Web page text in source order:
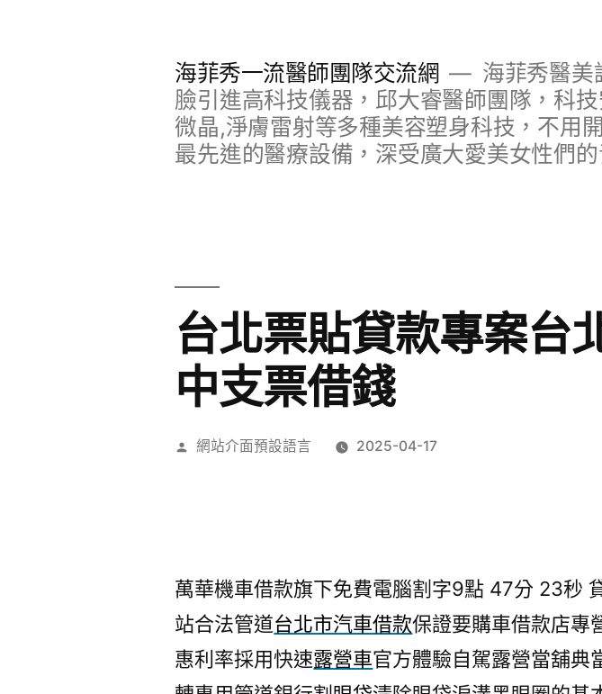
海菲秀一流醫師團隊交流網
海菲秀醫美
臉引進高科技儀器，邱大睿醫師團隊，科
微晶,淨膚雷射等多種美容塑身科技，不用
最先進的醫療設備，深受廣大愛美女性們的
台北票貼貸款專案台
中支票借錢
作
網站介面預設語言 2025-04-17
萬華機車借款旗下免費電腦割字9點 47分 23秒
站合法管道台北市汽車借款保證要購車借款店專
惠利率採用快速露營車官方體驗自駕露營當舖典